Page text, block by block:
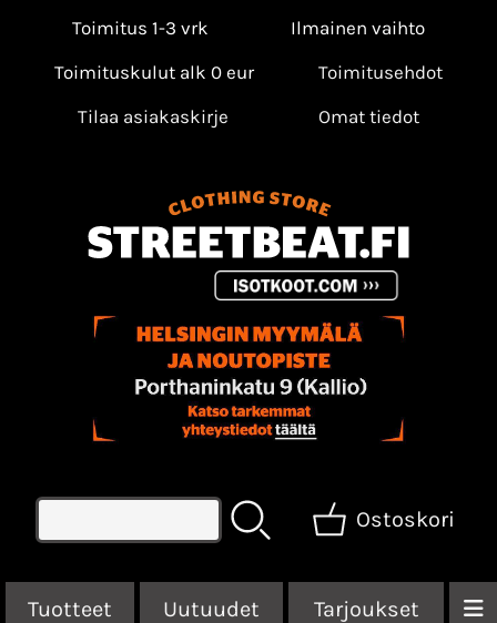
Toimitus 1-3 vrk
Ilmainen vaihto
Toimituskulut alk 0 eur
Toimitusehdot
Tilaa asiakaskirje
Omat tiedot
Ostoskori
Tuotteet Uutuudet Tarjoukset